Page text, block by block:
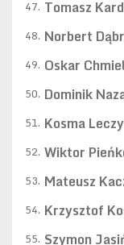
47. Tomasz
48. Norbert
49. Oskar
50. Dominik
51. Kosma
52. Wiktor
53. Mateusz
54. Krzysztof
55. Szymon